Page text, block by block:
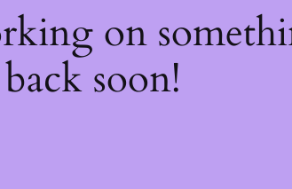
on
back soon!